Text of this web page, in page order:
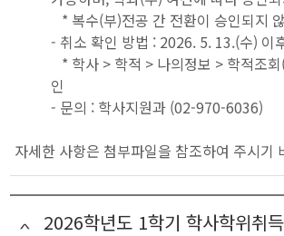
* 복수(부)전공 간 전환이 승인되지
- 취소 확인 방법 : 2026. 5. 13.(수) 이
* 학사 > 학적 > 나의정보 > 학적조
인
- 문의 : 학사지원과 (02-970-6036)
자세한 사항은 첨부파일을 참조하여 주시기
2026학년도 1학기 학사학위취